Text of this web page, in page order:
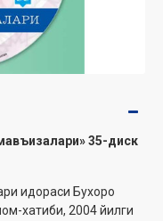
35-диск
идораси Бухоро
хатиби, 2004 йилги